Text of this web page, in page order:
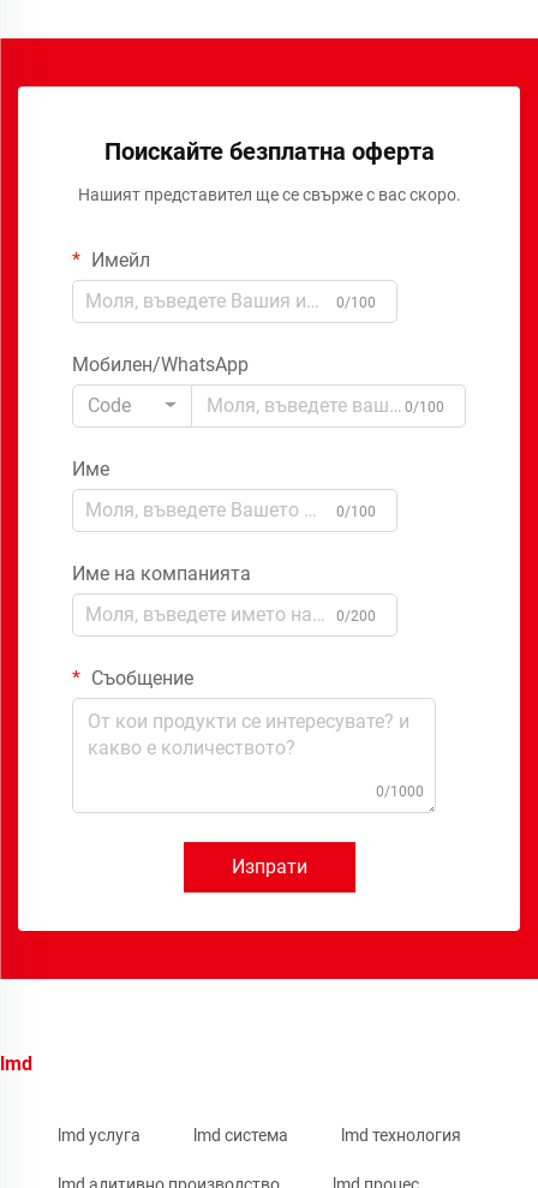
Поискайте безплатна оферта
Нашият представител ще се свърже с вас скоро.
Имейл
0/100
Мобилен/WhatsApp
Code
0/100
Име
0/100
Име на компанията
0/200
Съобщение
0/1000
Изпрати
lmd
lmd услуга lmd система lmd технология
lmd адитивно производство lmd процес